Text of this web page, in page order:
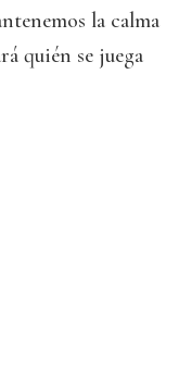
la calma
quién se juega